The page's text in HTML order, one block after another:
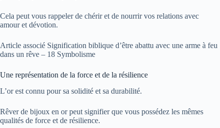
Cela peut vous rappeler de chérir et de nourrir vos relations avec
amour et dévotion.
Article associé Signification biblique d’être abattu avec une arme à feu
dans un rêve – 18 Symbolisme
Une représentation de la force et de la résilience
L’or est connu pour sa solidité et sa durabilité.
Rêver de bijoux en or peut signifier que vous possédez les mêmes
qualités de force et de résilience.